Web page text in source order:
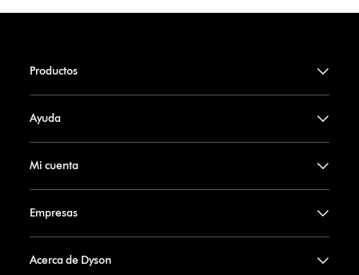
Productos
Ayuda
Mi cuenta
Empresas
Acerca de Dyson